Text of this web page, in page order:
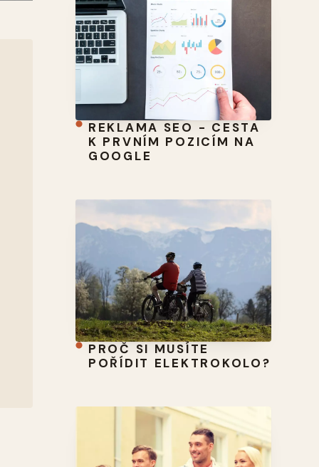
REKLAMA SEO - CESTA
K PRVNÍM POZICÍM NA
GOOGLE
PROČ SI MUSÍTE
POŘÍDIT ELEKTROKOLO?